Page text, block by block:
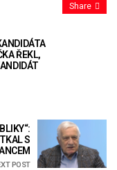
Share
ŘEKL,
S
POST